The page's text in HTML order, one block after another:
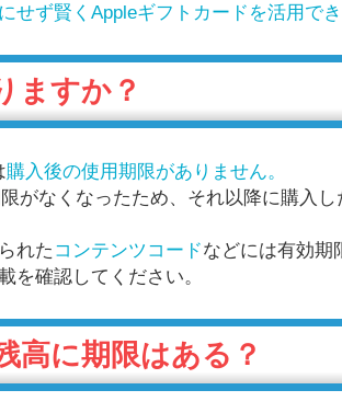
ず賢くAppleギフトカードを活用でき
ますか？
購入後の使用期限がありません。
がなくなったため、それ以降に購入
れた コンテンツコードなどには有効期
を確認してください。
高に期限はある？